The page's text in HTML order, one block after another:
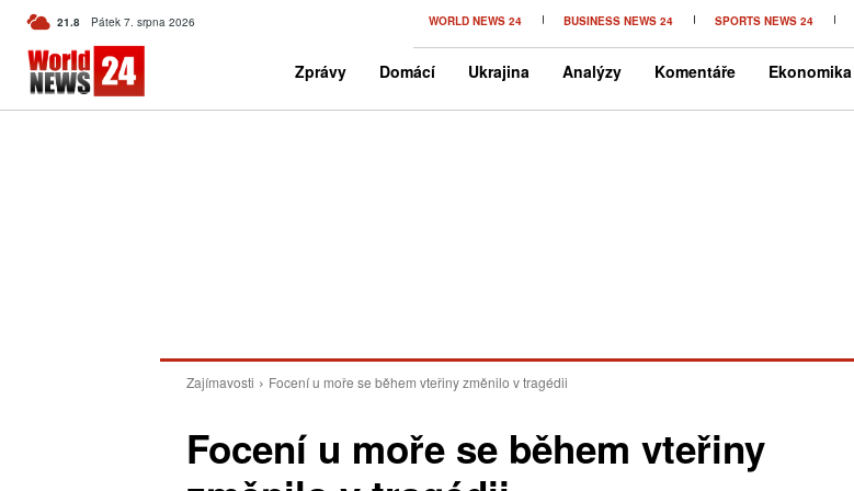
21.8 C Czech
Pátek 7. srpna 2026 WORLD NEWS 24 BUSINESS NEWS 24 SPORTS NEWS 24
Zprávy Domácí Ukrajina Analýzy Komentáře Ekonomika
Zajímavosti Focení u moře se během vteřiny změnilo v tragédii
Focení u moře se během vteřiny